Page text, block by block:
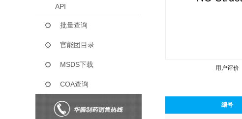
API
批量查询
官能团目录
MSDS下载
COA查询
用户评价
编号